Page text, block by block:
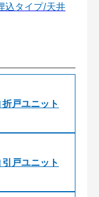
込タイプ/天井
戸ユニット
戸ユニット